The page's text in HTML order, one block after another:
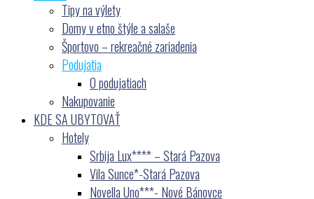
Tipy na výlety
Domy v etno štýle a salaše
Športovo – rekreačné zariadenia
Podujatia
O podujatiach
Nakupovanie
KDE SA UBYTOVAŤ
Hotely
Srbija Lux**** – Stará Pazova
Vila Sunce*-Stará Pazova
Novella Uno***- Nové Bánovce